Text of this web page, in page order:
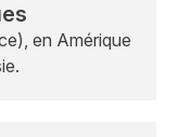
en Amérique